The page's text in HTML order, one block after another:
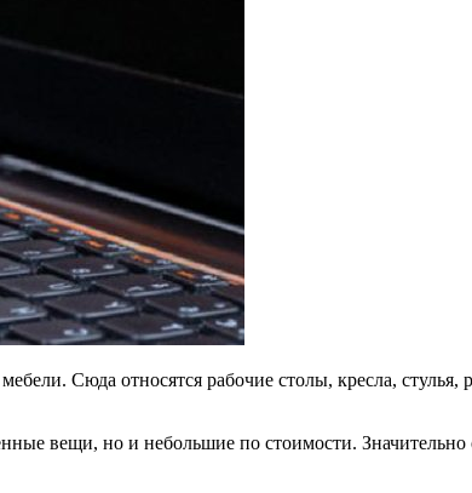
Сюда относятся рабочие столы, кресла,
вещи, но и небольшие по стоимости.